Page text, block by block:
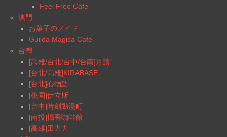
Feel Free Cafe
澳門
お菓子のメイド
Guilda Magica Cafe
台灣
[高雄/台北/台中/台南]月讀
[台北/高雄]KIRABASE
[台北]心物語
[桃園]伊立斯
[台中]時刻動漫町
[南投]攝香咖啡館
[高雄]田力力